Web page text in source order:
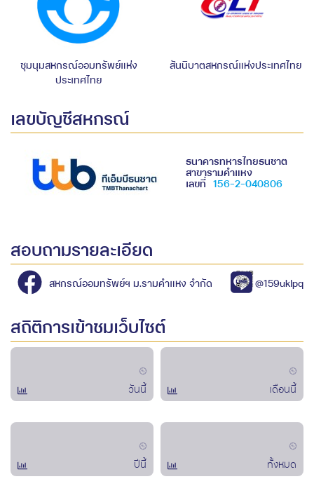
ชุมนุมสหกรณ์ออมทรัพย์แห่ง
ประเทศไทย
สันนิบาตสหกรณ์แห่งประเทศไทย
เลขบัญชีสหกรณ์
ธนาคารทหารไทยธนชาต
สาขารามคำแหง
เลขที่ 156-2-040806
สอบถามรายละเอียด
สหกรณ์ออมทรัพย์ฯ ม.รามคำแหง จำกัด @159uklpq
สถิติการเข้าชมเว็บไซต์
วันนี้ เดือนนี้
ปีนี้ ทั้งหมด